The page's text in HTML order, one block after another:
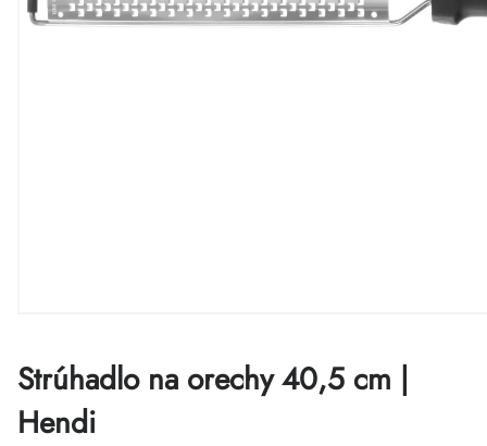
Strúhadlo na orechy 40,5 cm |
Hendi